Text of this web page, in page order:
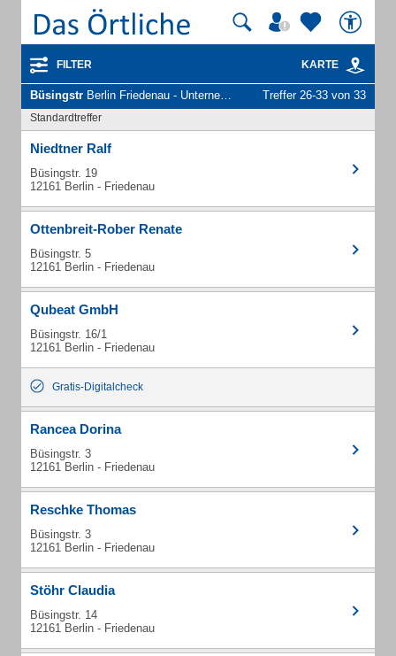
FILTER KARTE
Büsingstr Berlin Friedenau - Unternehmen und Personen Treffer 26-33 von 33
Standardtreffer
Niedtner Ralf
Büsingstr. 19
12161 Berlin - Friedenau
Ottenbreit-Rober Renate
Büsingstr. 5
12161 Berlin - Friedenau
Qubeat GmbH
Büsingstr. 16/1
12161 Berlin - Friedenau
Gratis-Digitalcheck
Rancea Dorina
Büsingstr. 3
12161 Berlin - Friedenau
Reschke Thomas
Büsingstr. 3
12161 Berlin - Friedenau
Stöhr Claudia
Büsingstr. 14
12161 Berlin - Friedenau